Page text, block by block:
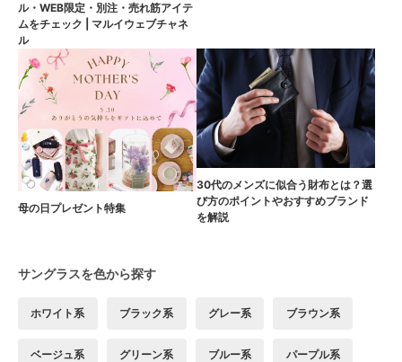
ル・WEB限定・別注・売れ筋アイテ
ムをチェック | マルイウェブチャネ
ル
母の日プレゼント特集
30代のメンズに似合う財布とは？選
び方のポイントやおすすめブランド
を解説
サングラスを色から探す
ホワイト系 ブラック系 グレー系 ブラウン系
ベージュ系 グリーン系 ブルー系 パープル系